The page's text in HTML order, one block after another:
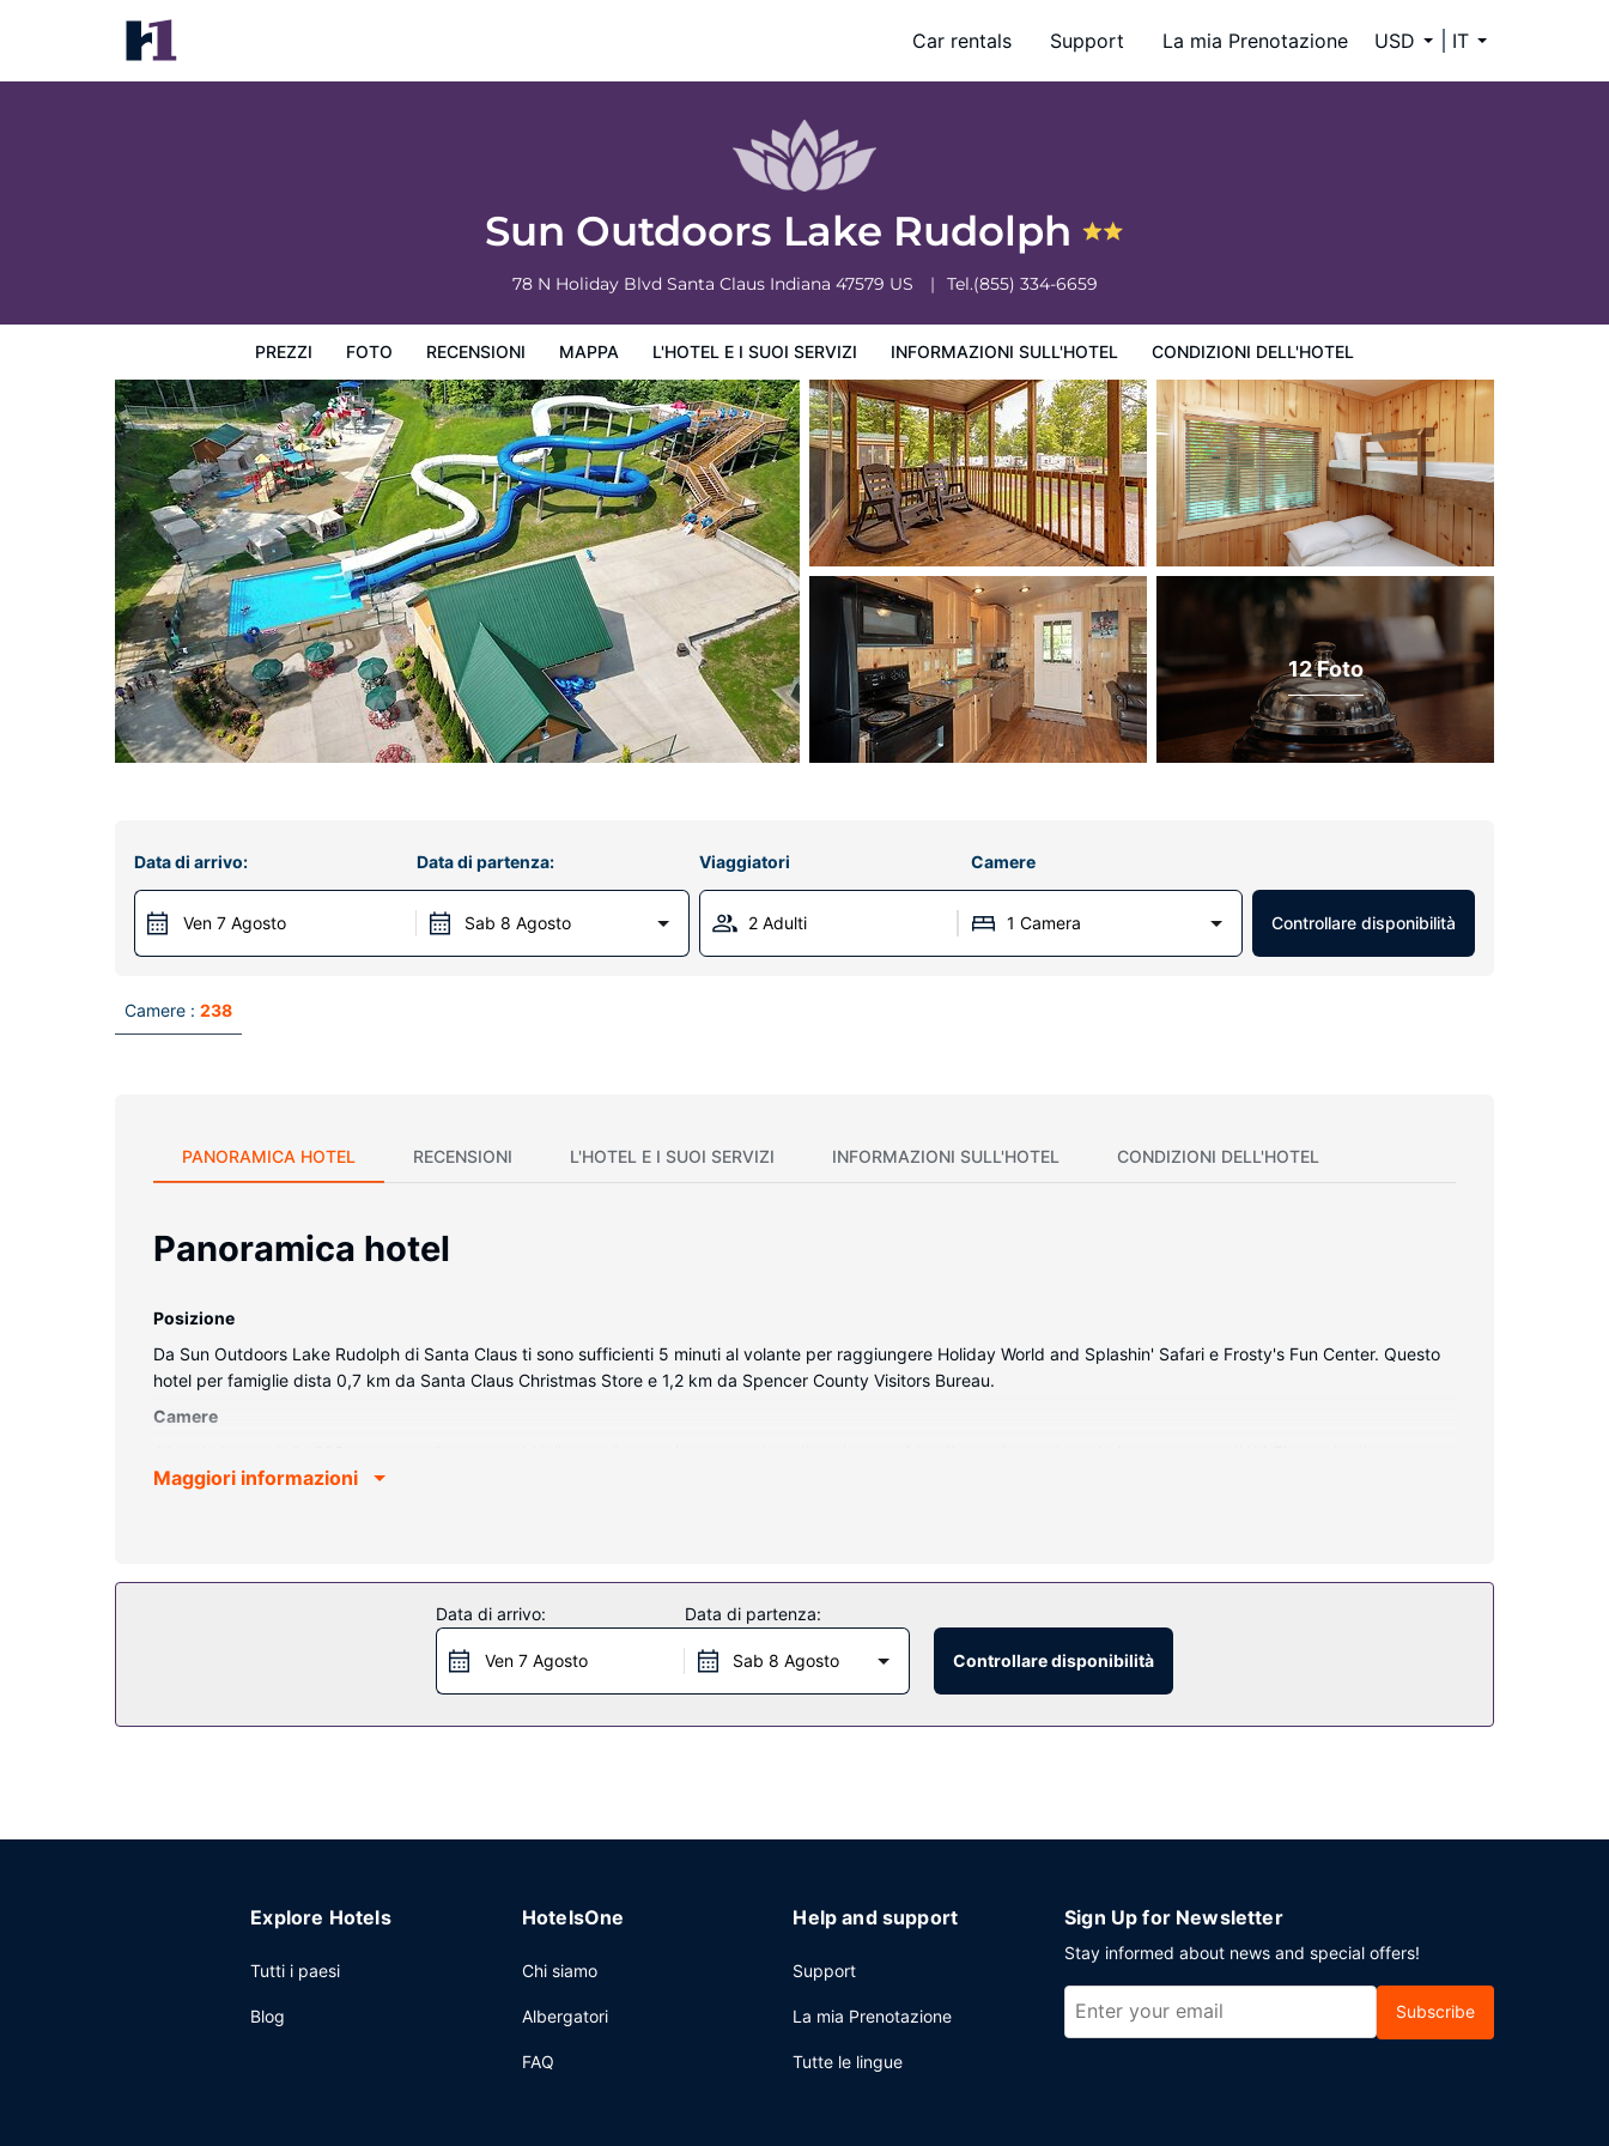
Car rentals Support La mia Prenotazione USD IT
Sun Outdoors Lake Rudolph
78 N Holiday Blvd Santa Claus Indiana 47579 US Tel.(855) 334-6659
PREZZI FOTO RECENSIONI MAPPA L'HOTEL E I SUOI SERVIZI INFORMAZIONI SULL'HOTEL CONDIZIONI DELL'HOTEL
Sun Outdoors Lake Rudolph
Prezzi Condizioni dell'hotel
12 Foto
Data di arrivo:
Ven 7 Agosto
Data di partenza:
Sab 8 Agosto
Viaggiatori Camere
2 Adulti 1 Camera Controllare disponibilità
Camere : 238
PANORAMICA HOTEL RECENSIONI L'HOTEL E I SUOI SERVIZI INFORMAZIONI SULL'HOTEL CONDIZIONI DELL'HOTEL
Panoramica hotel
Posizione
Da Sun Outdoors Lake Rudolph di Santa Claus ti sono sufficienti 5 minuti al volante per raggiungere Holiday World and Splashin' Safari e Frosty's Fun Center. Questo
hotel per famiglie dista 0,7 km da Santa Claus Christmas Store e 1,2 km da Spencer County Visitors Bureau.
Camere
di restare in contatto con il mondo. I comfort includono microonde e ventilatori a soffitto.
Sun Outdoors Lake Rudolph include un ristorante e uno snack bar.
Maggiori informazioni
Data di arrivo:
Ven 7 Agosto
Data di partenza:
Sab 8 Agosto Controllare disponibilità
Explore Hotels
Tutti i paesi
Blog
HotelsOne
Chi siamo
Albergatori
FAQ
Help and support
Support
La mia Prenotazione
Tutte le lingue
Sign Up for Newsletter
Stay informed about news and special offers!
Subscribe